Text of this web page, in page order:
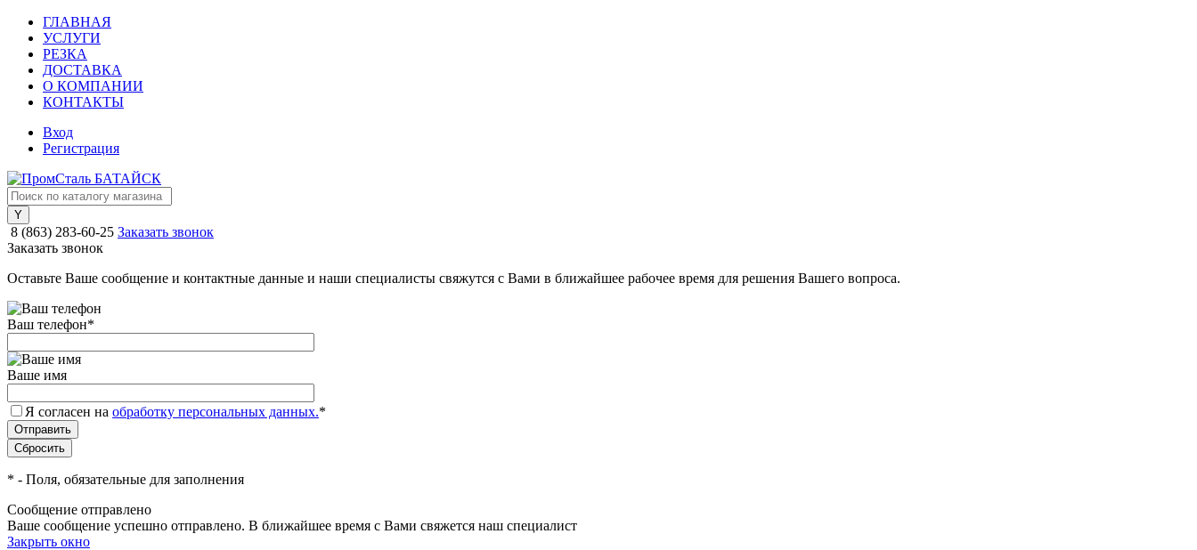
ГЛАВНАЯ
УСЛУГИ
РЕЗКА
ДОСТАВКА
О КОМПАНИИ
КОНТАКТЫ
Вход
Регистрация
8 (863) 283-60-25 Заказать звонок
Заказать звонок
Оставьте Ваше сообщение и контактные данные и наши специалисты свяжутся с Вами в ближайшее рабочее время для решения Вашего вопроса.
Ваш телефон*
Ваше имя
Я согласен на обработку персональных данных.*
* - Поля, обязательные для заполнения
Сообщение отправлено
Ваше сообщение успешно отправлено. В ближайшее время с Вами свяжется наш специалист
Закрыть окно